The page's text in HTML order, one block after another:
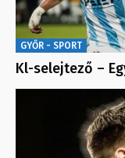
GYŐR - SPORT
Kl-selejtező –